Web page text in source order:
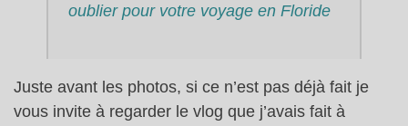
oublier pour votre voyage en Floride
Juste avant les photos, si ce n’est pas déjà fait je
vous invite à regarder le vlog que j’avais fait à